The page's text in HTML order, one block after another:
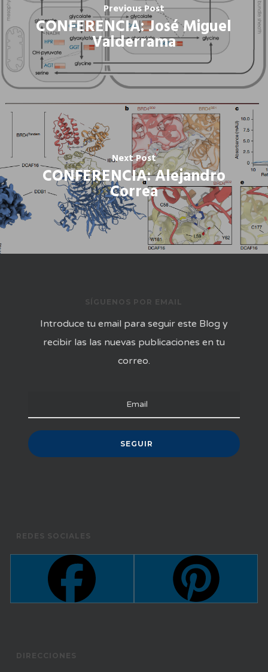
Previous Post
CONFERENCIA: José Miguel
Valderrama
Next Post
CONFERENCIA: Alejandro
Correa
SÍGUENOS POR EMAIL
Introduce tu email para seguir este Blog y
recibir las las nuevas publicaciones en tu
correo.
REDES SOCIALES
DIRECCIONES